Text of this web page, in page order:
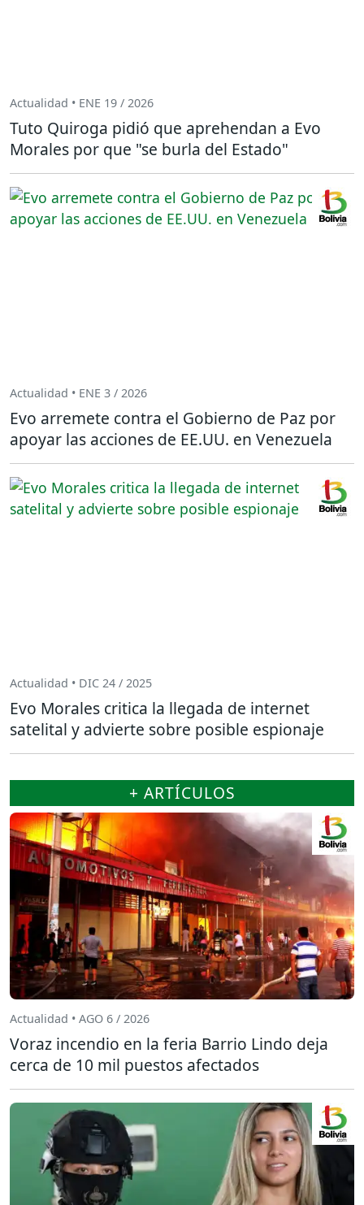
Actualidad • ENE 19 / 2026
Tuto Quiroga pidió que aprehendan a Evo
Morales por que "se burla del Estado"
Actualidad • ENE 3 / 2026
Evo arremete contra el Gobierno de Paz por
apoyar las acciones de EE.UU. en Venezuela
Actualidad • DIC 24 / 2025
Evo Morales critica la llegada de internet
satelital y advierte sobre posible espionaje
+ ARTÍCULOS
Actualidad • AGO 6 / 2026
Voraz incendio en la feria Barrio Lindo deja
cerca de 10 mil puestos afectados